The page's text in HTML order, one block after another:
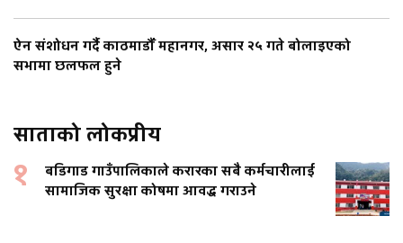
ऐन संशोधन गर्दै काठमाडौँ महानगर, असार २५ गते बोलाइएको
सभामा छलफल हुने
साताको लोकप्रीय
१
बडिगाड गाउँपालिकाले करारका सबै कर्मचारीलाई
सामाजिक सुरक्षा कोषमा आवद्ध गराउने